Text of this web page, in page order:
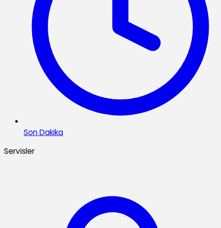
Son Dakika
Servisler